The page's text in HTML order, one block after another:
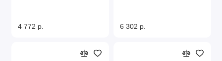
4 772 р. 6 302 р.